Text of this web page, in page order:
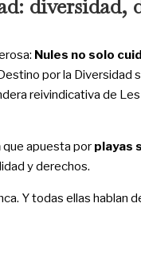
Nules no solo
por la Diversidad
reivindicativa de
que apuesta por playas
y derechos.
Y todas ellas hablan